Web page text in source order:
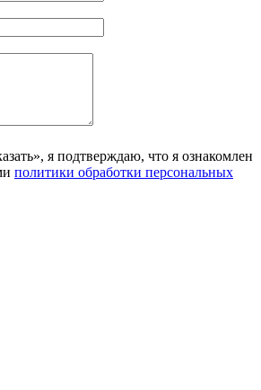
я подтверждаю, что я ознакомлен
политики обработки персональных